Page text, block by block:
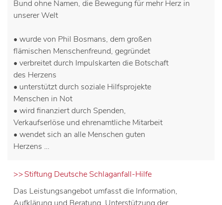
Bund ohne Namen, die Bewegung für mehr Herz in
unserer Welt
• wurde von Phil Bosmans, dem großen
flämischen Menschenfreund, gegründet
• verbreitet durch Impulskarten die Botschaft
des Herzens
• unterstützt durch soziale Hilfsprojekte
Menschen in Not
• wird finanziert durch Spenden,
Verkaufserlöse und ehrenamtliche Mitarbeit
• wendet sich an alle Menschen guten
Herzens …
Stiftung Deutsche Schlaganfall-Hilfe
Das Leistungsangebot umfasst die Information,